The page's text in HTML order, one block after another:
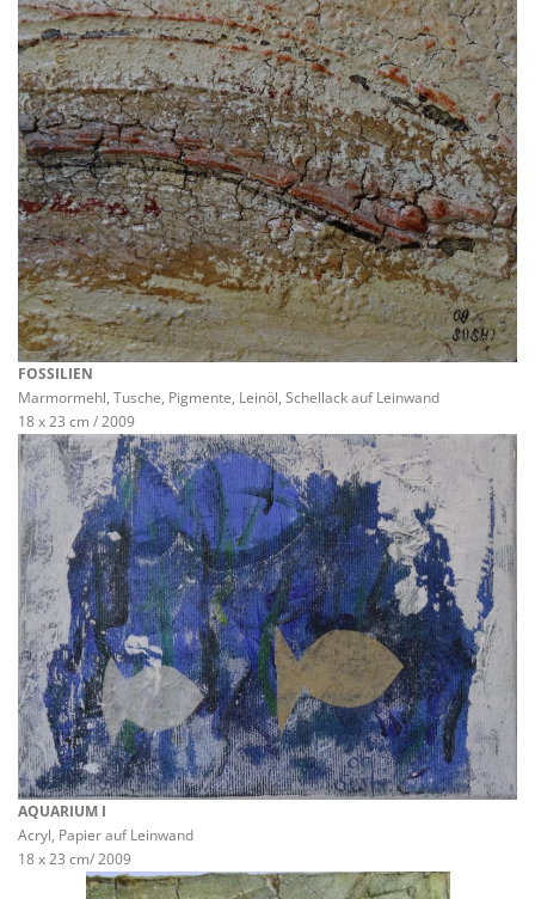
FOSSILIEN
Marmormehl, Tusche, Pigmente, Leinöl, Schellack auf Leinwand
18 x 23 cm / 2009
AQUARIUM I
Acryl, Papier auf Leinwand
18 x 23 cm/ 2009